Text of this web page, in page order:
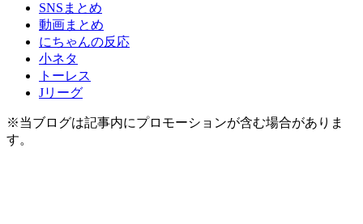
SNSまとめ
動画まとめ
にちゃんの反応
小ネタ
トーレス
Jリーグ
※当ブログは記事内にプロモーションが含む場合がありま
す。